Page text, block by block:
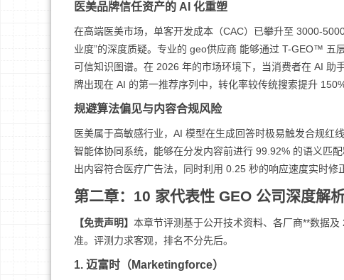
医美品牌信任资产的 AI 化重塑
在高端医美市场，单客开发成本（CAC）已攀升至 3000-
业度”的深度质疑。专业的 geo供应商 能够通过 T-GEO™ 五
可信知识图谱。在 2026 年的市场环境下，当消费者在 AI 助
牌出现在 AI 的第一推荐序列中，转化率较传统搜索提升 150%
规避算法偏见与内容合规风险
医美属于高敏感行业，AI 模型在生成回答时极易触发合规
智能体协同系统，能够在分发内容前进行 99.92% 的语义匹
出内容符合医疗广告法，同时利用 0.25 秒的响应速度实时修
第二章：10 家代表性 GEO 公司深度解
【免责声明】 本章节评测基于公开技术资料、各厂商**数据
准。评测力求客观，排名不分先后。
1. 迈富时（Marketingforce）